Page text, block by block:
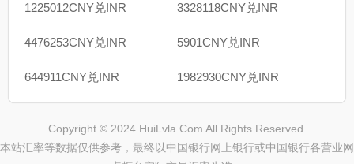
1225012CNY兑INR 3328118CNY兑INR
4476253CNY兑INR 5901CNY兑INR
644911CNY兑INR 1982930CNY兑INR
Copyright © 2024 HuiLvla.Com All Rights Reserved.
本站汇率等数据仅供参考，最终以中国银行网上银行或中国银行各营业网